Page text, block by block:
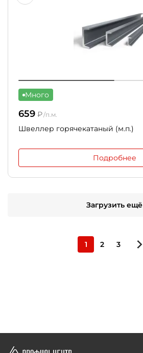
Много
659 ₽/п.м.
Швеллер горячекатаный (м.п.)
Подробнее
Загрузить ещё
1 2 3